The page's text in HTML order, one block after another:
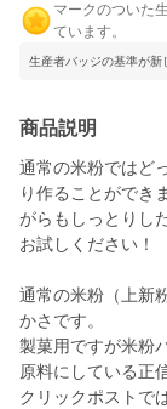
マークのついた
ています。
生産者バッジの基準が新
商品説明
通常の米粉ではど
り作ることができ
がらもしっとりし
お試しください！
通常の米粉（上新
かさです。
製菓用ですが米粉
原料にしている正
クリックポストで